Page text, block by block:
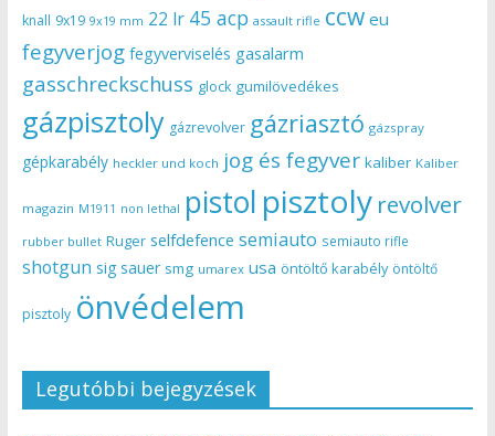
knall 9x19 9x19 mm 22 lr 45 acp assault rifle ccw eu
fegyverjog fegyverviselés gasalarm
gasschreckschuss glock gumilövedékes
gázpisztoly gázrevolver gázriasztó gázspray
gépkarabély heckler und koch jog és fegyver kaliber Kaliber
magazin M1911 non lethal pistol pisztoly revolver
rubber bullet Ruger selfdefence semiauto semiauto rifle
shotgun sig sauer smg umarex usa öntöltő karabély öntöltő
pisztoly önvédelem
Legutóbbi bejegyzések